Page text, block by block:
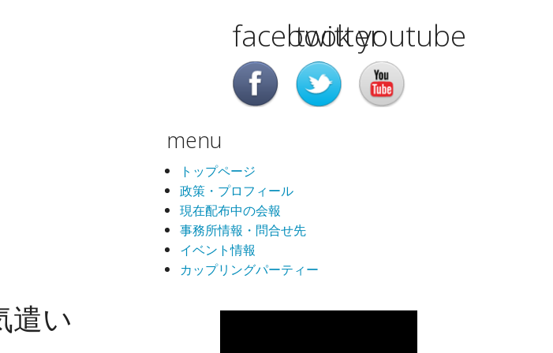
facebook
twitteryoutube
menu
トップページ
政策・プロフィール
現在配布中の会報
事務所情報・問合せ先
イベント情報
カップリングパーティー
遣い